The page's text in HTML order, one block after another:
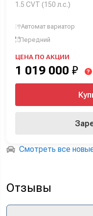
1.5 CVT (150 л.с.)
Автомат вариатор
Передний
ЦЕНА ПО АКЦИИ
1 019 000 ₽ ?
Смотреть все
Отзывы